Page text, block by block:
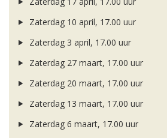
Zaterdag 10 april, 17.00 uur
Zaterdag 3 april, 17.00 uur
Zaterdag 27 maart, 17.00 uur
Zaterdag 20 maart, 17.00 uur
Zaterdag 13 maart, 17.00 uur
Zaterdag 6 maart, 17.00 uur